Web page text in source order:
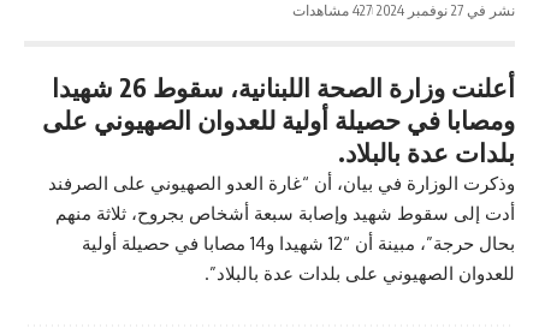
نشر في 27 نوفمبر 2024 427 مشاهدات
أعلنت وزارة الصحة اللبنانية، سقوط 26 شهيدا
ومصابا في حصيلة أولية للعدوان الصهيوني على
بلدات عدة بالبلاد.
وذكرت الوزارة في بيان، أن “غارة العدو الصهيوني على الصرفند
أدت إلى سقوط شهيد وإصابة سبعة أشخاص بجروح، ثلاثة منهم
بحال حرجة”، مبينة أن “12 شهيدا و14 مصابا في حصيلة أولية
للعدوان الصهيوني على بلدات عدة بالبلاد”.